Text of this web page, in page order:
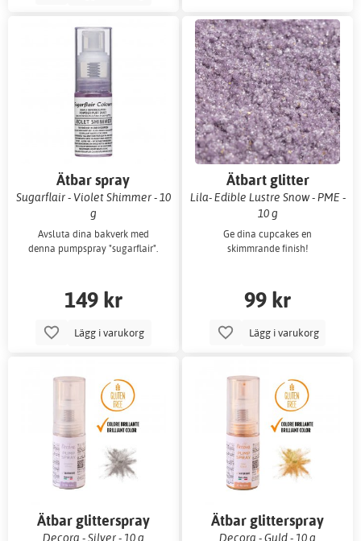
Ätbar spray
Sugarflair - Violet Shimmer - 10
g
Avsluta dina bakverk med
denna pumpspray "sugarflair".
149 kr
Lägg i varukorg
Ätbart glitter
Lila- Edible Lustre Snow - PME -
10 g
Ge dina cupcakes en
skimmrande finish!
99 kr
Lägg i varukorg
Ätbar glitterspray
Decora - Silver - 10 g
Ätbar glitterspray
Decora - Guld - 10 g